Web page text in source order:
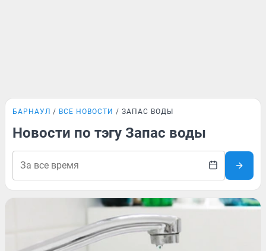
БАРНАУЛ ВСЕ НОВОСТИ ЗАПАС ВОДЫ
Новости по тэгу Запас воды